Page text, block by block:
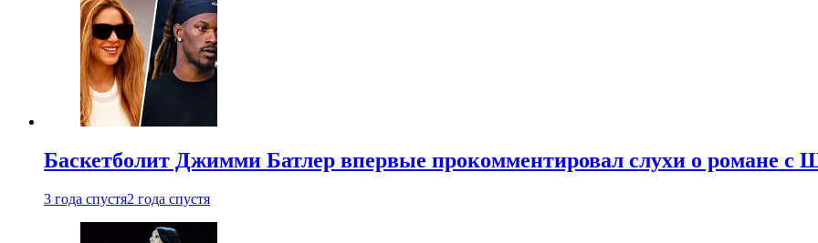
Баскетболит Джимми Батлер впервые прокомментировал слухи о романе с
3 года спустя2 года спустя